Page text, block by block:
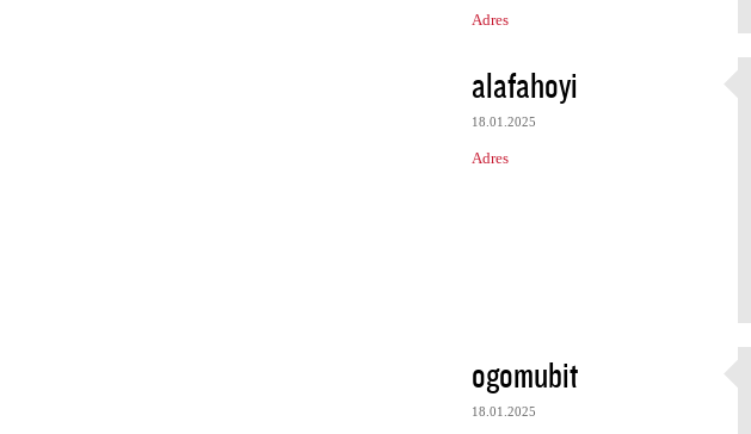
Adres
alafahoyi
18.01.2025
Adres
ogomubit
18.01.2025